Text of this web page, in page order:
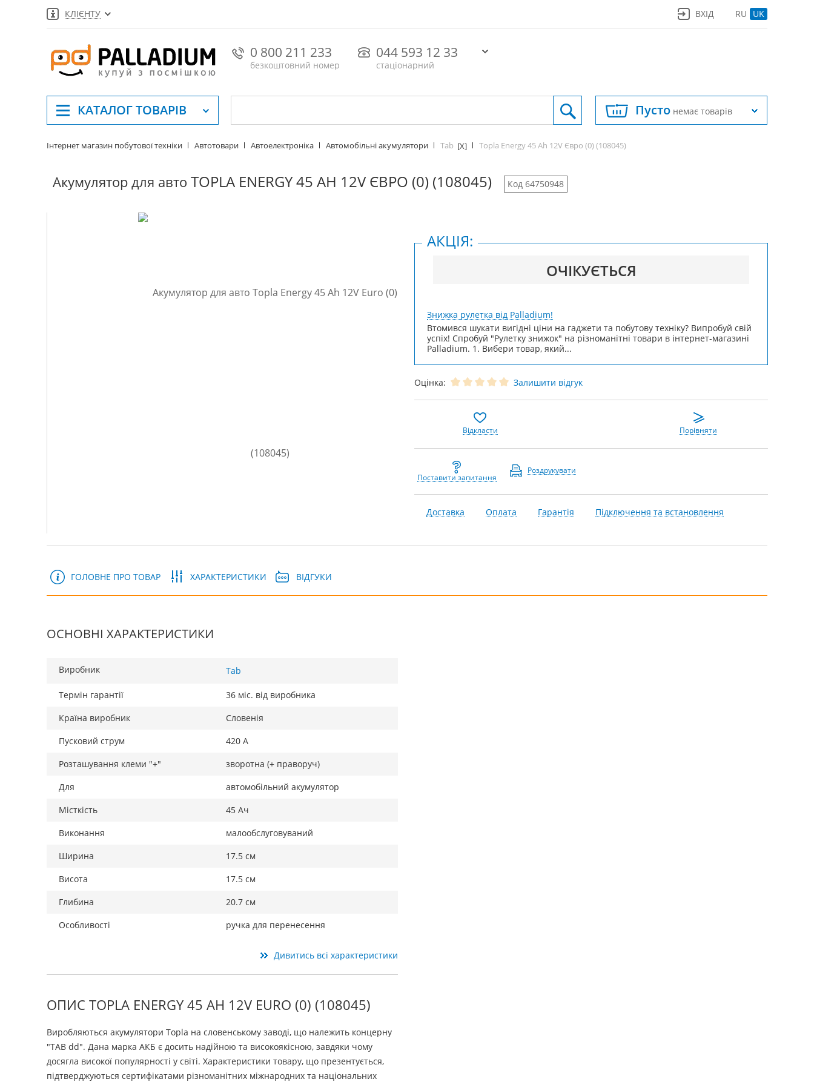
КЛІЄНТУ RU UK
ВХІД
0 800 211 233
безкоштовний номер
044 593 12 33
стаціонарний
КАТАЛОГТОВАРІВ Пусто немає товарів
Інтернет магазин побутової техніки Автотовари Автоелектроніка Автомобільні акумулятори Tab [X] Topla Energy 45 Ah 12V Євро (0) (108045)
Акумулятор для авто TOPLA ENERGY 45 AH 12V ЄВРО (0) (108045) Код 64750948
ОЧІКУЄТЬСЯ
АКЦІЯ:
Знижка рулетка від Palladium!
Втомився шукати вигідні ціни на гаджети та побутову техніку? Випробуй свій
успіх! Спробуй "Рулетку знижок" на різноманітні товари в інтернет-магазині
Palladium. 1. Вибери товар, який...
Оцінка: Залишити відгук
Відкласти Порівняти
Поставити запитання
Роздрукувати
Доставка Оплата Гарантія Підключення та встановлення
ГОЛОВНЕ ПРО ТОВАР ХАРАКТЕРИСТИКИ ВІДГУКИ
ОСНОВНІ ХАРАКТЕРИСТИКИ
Виробник Tab
Термін гарантії
36 міс. від виробника
Країна виробник
Словенія
Пусковий струм
420 А
Розташування клеми "+"
зворотна (+ праворуч)
Для
автомобільний акумулятор
Місткість
45 Ач
Виконання
малообслуговуваний
Ширина
17.5 см
Висота
17.5 см
Глибина
20.7 см
Особливості
ручка для перенесення
Дивитись всі характеристики
ОПИС TOPLA ENERGY 45 AH 12V EURO (0) (108045)
Виробляються акумулятори Topla на словенському заводі, що належить концерну
"ТАВ dd". Дана марка АКБ є досить надійною та високоякісною, завдяки чому
досягла високої популярності у світі. Характеристики товару, що презентується,
підтверджуються сертифікатами різноманітних міжнародних та національних